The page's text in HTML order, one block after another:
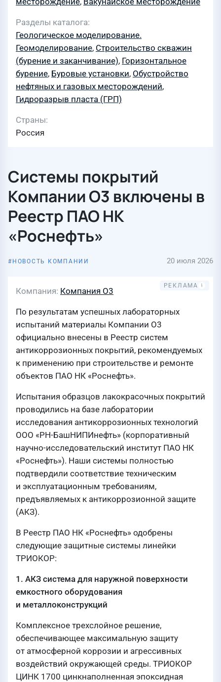
Разделы каталога
Геологическое моделирование.
Геомоделирование, Строительство скважин
(бурение и заканчивание), Горизонтальное
бурение, Буровые установки, Обустройство
нефтяных и газовых месторождений,
Гидроразрыв пласта (ГРП)
Страны
Россия
Системы покрытий
Компании О3 включены в
Реестр ПАО НК
«Роснефть»
НОВОСТЬ КОМПАНИИ 20 июля 2026
Компания Компания О3
По результатам успешных лабораторных
испытаний материалы Компании О3
официально внесены в Реестр систем
антикоррозионных покрытий, рекомендуемых
к применению при строительстве и ремонте
объектов ПАО НК «Роснефть».
Испытания образцов лакокрасочных покрытий
проводились на базе лаборатории
исследования антикоррозионных технологий
ООО «РН-БашНИПИнефть» (корпоративный
научно-исследовательский институт ПАО НК
«Роснефть»). Наши системы полностью
подтвердили соответствие техническим
и эксплуатационным требованиям,
предъявляемых к антикоррозионной защите
(АКЗ).
В Реестр ПАО НК «Роснефть» одобрены
следующие защитные системы линейки
ТРИОКОР:
1. АКЗ система для наружной поверхности
емкостного оборудования
и металлоконструкций
Комплексное трехслойное решение,
обеспечивающее максимальную защиту
от атмосферной коррозии и агрессивных
воздействий окружающей среды. ТРИОКОР
ЦИНК 1700 цинкнаполненная эпоксидная